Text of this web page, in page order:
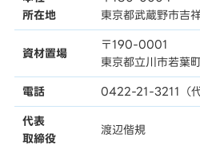
所在地
東京都武蔵野市吉
資材置場
〒190-0001
東京都立川市若葉
電話 0422-21-3211（代
代表
取締役
渡辺偕規